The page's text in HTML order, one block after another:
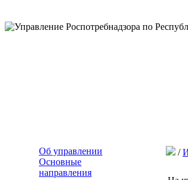
Об управлении
Основные
направления
/